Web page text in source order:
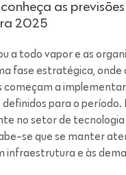
as
2025
a todo vapor e as
fase estratégica, onde
começam a implementar
para o período.
no setor de tecnologia
se que se manter
infraestrutura e às